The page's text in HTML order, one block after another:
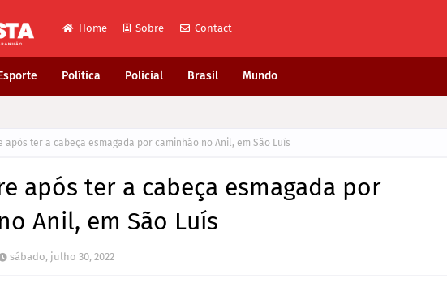
Home Sobre Contact
Política Policial Brasil Mundo
após ter a cabeça esmagada por caminhão no Anil, em São Luís
após ter a cabeça esmagada por
Anil, em São Luís
sábado, julho 30, 2022